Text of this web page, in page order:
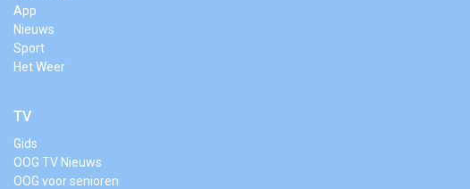
App
Nieuws
Sport
Het Weer
TV
Gids
OOG TV Nieuws
OOG voor senioren